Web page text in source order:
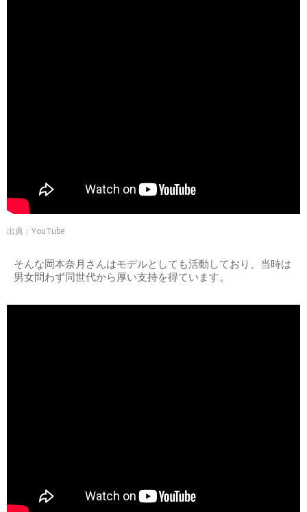
出典：YouTube
そんな岡本奈月さんはモデルとしても活動しており、当時は
男女問わず同世代から厚い支持を得ています。